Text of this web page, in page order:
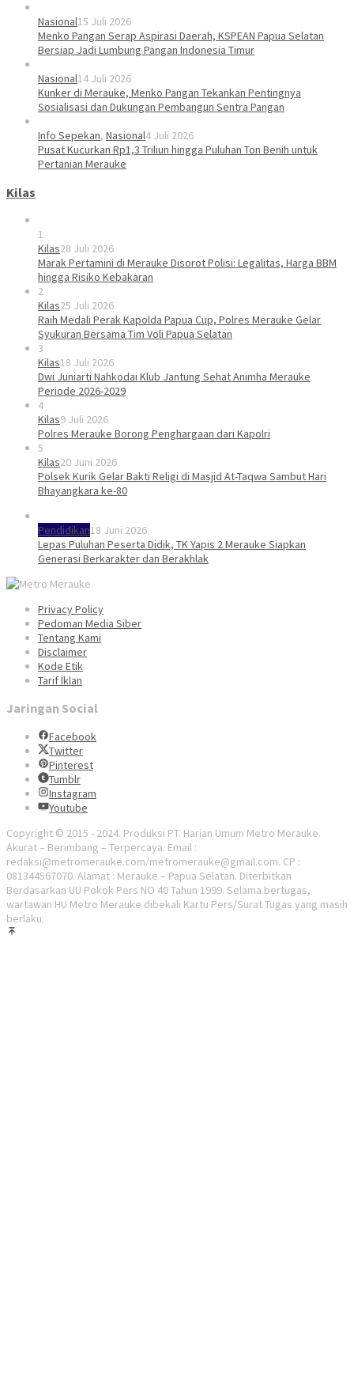
Nasional15 Juli 2026
Menko Pangan Serap Aspirasi Daerah, KSPEAN Papua Selatan
Bersiap Jadi Lumbung Pangan Indonesia Timur
Nasional14 Juli 2026
Kunker di Merauke, Menko Pangan Tekankan Pentingnya
Sosialisasi dan Dukungan Pembangun Sentra Pangan
Info Sepekan, Nasional4 Juli 2026
Pusat Kucurkan Rp1,3 Triliun hingga Puluhan Ton Benih untuk
Pertanian Merauke
Kilas
1
Kilas28 Juli 2026
Marak Pertamini di Merauke Disorot Polisi: Legalitas, Harga BBM
hingga Risiko Kebakaran
2
Kilas25 Juli 2026
Raih Medali Perak Kapolda Papua Cup, Polres Merauke Gelar
Syukuran Bersama Tim Voli Papua Selatan
3
Kilas18 Juli 2026
Dwi Juniarti Nahkodai Klub Jantung Sehat Animha Merauke
Periode 2026-2029
4
Kilas9 Juli 2026
Polres Merauke Borong Penghargaan dari Kapolri
5
Kilas20 Juni 2026
Polsek Kurik Gelar Bakti Religi di Masjid At-Taqwa Sambut Hari
Bhayangkara ke-80
Pendidikan18 Juni 2026
Lepas Puluhan Peserta Didik, TK Yapis 2 Merauke Siapkan
Generasi Berkarakter dan Berakhlak
Privacy Policy
Pedoman Media Siber
Tentang Kami
Disclaimer
Kode Etik
Tarif Iklan
Jaringan Social
Facebook
Twitter
Pinterest
Tumblr
Instagram
Youtube
Copyright © 2015 - 2024. Produksi PT. Harian Umum Metro Merauke.
Akurat – Berimbang – Terpercaya. Email :
redaksi@metromerauke.com/metromerauke@gmail.com. CP :
081344567070. Alamat : Merauke – Papua Selatan. Diterbitkan
Berdasarkan UU Pokok Pers NO 40 Tahun 1999. Selama bertugas,
wartawan HU Metro Merauke dibekali Kartu Pers/Surat Tugas yang masih
berlaku.